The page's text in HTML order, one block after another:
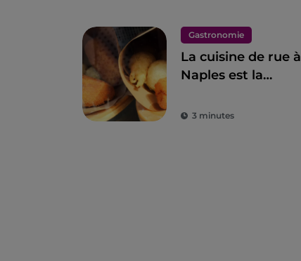
Gastronomie
La cuisine de rue à
Naples est la
merveilles pour le
3 minutes